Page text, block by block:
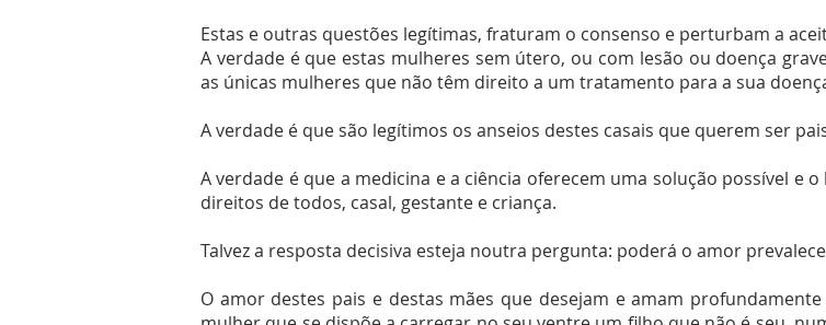
Estas e outras questões legítimas, fraturam o consenso e perturbam a
A verdade é que estas mulheres sem útero, ou com lesão ou doença
as únicas mulheres que não têm direito a um tratamento para a sua
A verdade é que são legítimos os anseios destes casais que querem ser
A verdade é que a medicina e a ciência oferecem uma solução possível
direitos de todos, casal, gestante e criança.
Talvez a resposta decisiva esteja noutra pergunta: poderá o amor
O amor destes pais e destas mães que desejam e amam